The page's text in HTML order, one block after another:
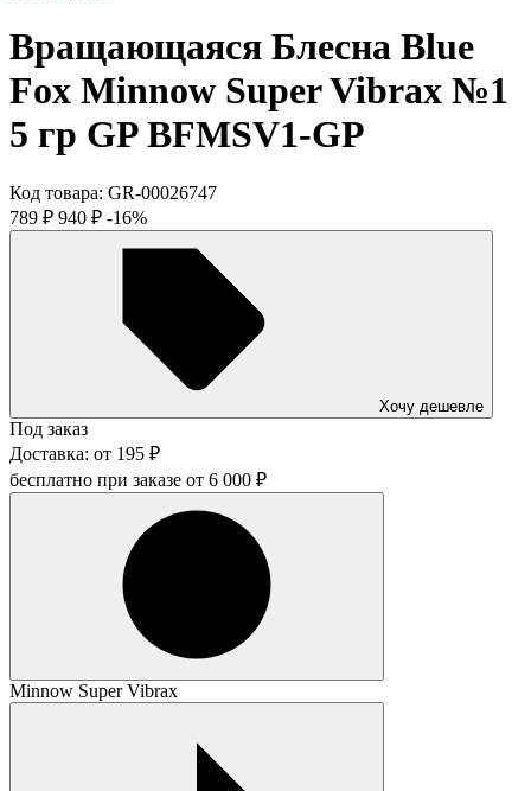
Вращающаяся Блесна Blue
Fox Minnow Super Vibrax №1
5 гр GP BFMSV1-GP
Код товара: GR-00026747
789 ₽ 940 ₽ -16%
Хочу дешевле
Под заказ
Доставка: от 195 ₽
бесплатно при заказе от 6 000 ₽
Minnow Super Vibrax